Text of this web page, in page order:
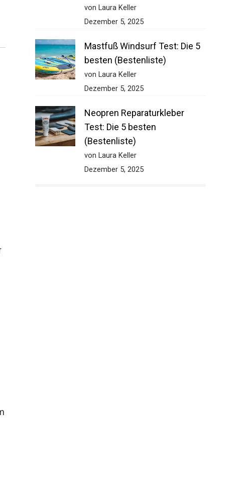
von Laura Keller
Dezember 5, 2025
Mastfuß Windsurf Test: Die 5
besten (Bestenliste)
von Laura Keller
Dezember 5, 2025
Neopren Reparaturkleber
Test: Die 5 besten
(Bestenliste)
von Laura Keller
Dezember 5, 2025